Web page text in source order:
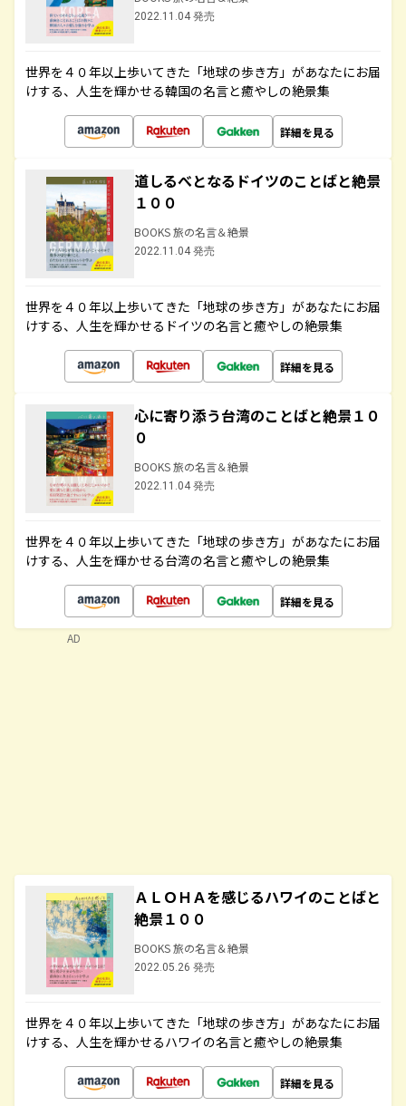
2022.11.04 発売
世界を４０年以上歩いてきた「地球の歩き方」があなたにお届
けする、人生を輝かせる韓国の名言と癒やしの絶景集
詳細を見る
道しるべとなるドイツのことばと絶景
１００
BOOKS 旅の名言＆絶景
2022.11.04 発売
世界を４０年以上歩いてきた「地球の歩き方」があなたにお届
けする、人生を輝かせるドイツの名言と癒やしの絶景集
詳細を見る
心に寄り添う台湾のことばと絶景１０
０
BOOKS 旅の名言＆絶景
2022.11.04 発売
世界を４０年以上歩いてきた「地球の歩き方」があなたにお届
けする、人生を輝かせる台湾の名言と癒やしの絶景集
詳細を見る
ＡＬＯＨＡを感じるハワイのことばと
絶景１００
BOOKS 旅の名言＆絶景
2022.05.26 発売
世界を４０年以上歩いてきた「地球の歩き方」があなたにお届
けする、人生を輝かせるハワイの名言と癒やしの絶景集
詳細を見る
AD